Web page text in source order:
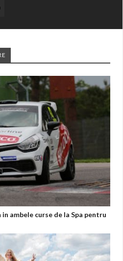
ambele curse de la Spa pentru